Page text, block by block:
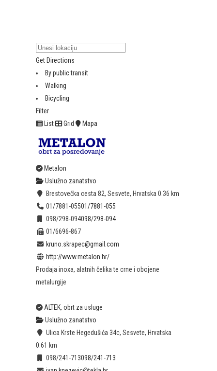
Get Directions
By public transit
Walking
Bicycling
Filter
List
Grid Mapa
Metalon
Uslužno zanatstvo
Brestovečka cesta 82, Sesvete, Hrvatska 0.36 km
01/7881-05501/7881-055
098/298-094098/298-094
01/6696-867
kruno.skrapec@gmail.com
http://www.metalon.hr/
Prodaja inoxa, alatnih čelika te crne i obojene
metalurgije
ALTEK, obrt za usluge
Uslužno zanatstvo
Ulica Krste Hegedušića 34c, Sesvete, Hrvatska
0.61 km
098/241-713098/241-713